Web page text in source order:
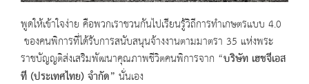
พูดให้เข้าใจง่าย คือพวกเราชวนกันไปเรียนรู้วิถีการทำเกษตรแบบ 4.0
ของคนพิการที่ได้รับการสนับสนุนจ้างงานตามมาตรา 35 แห่งพระ
ราชบัญญติส่งเสริมพัฒนาคุณภาพชีวิตคนพิการจาก “บริษัท เฮชจีเอส
ที (ประเทศไทย) จำกัด” นั่นเอง